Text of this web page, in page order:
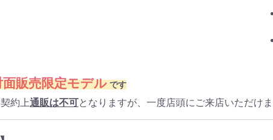
面販売限定モデル です
約上通販は不可となりますが、一度店頭にご来店いただけ